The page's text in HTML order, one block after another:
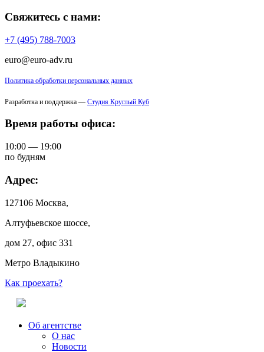
Свяжитесь с нами:
+7 (495) 788-7003
euro@euro-adv.ru
Политика обработки персональных данных
Разработка и поддержка — Студия Круглый Куб
Время работы офиса:
10:00 — 19:00
по будням
Адрес:
127106 Москва,
Алтуфьевское шоссе,
дом 27, офис 331
Метро Владыкино
Как проехать?
Об агентстве
О нас
Новости